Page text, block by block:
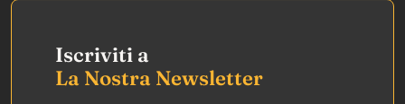
Iscriviti a
La Nostra Newsletter